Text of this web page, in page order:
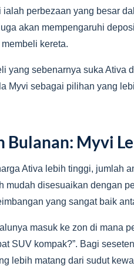
ialah perbezaan yang besar
akan mempengaruhi
kereta.
yang sebenarnya suka Ativa
Myvi sebagai pilihan yang
Bulanan: Myvi
Ativa lebih tinggi, jumlah
mudah disesuaikan dengan
yang sangat baik
masuk ke zon di mana
SUV kompak?”. Bagi
lebih matang dari sudut